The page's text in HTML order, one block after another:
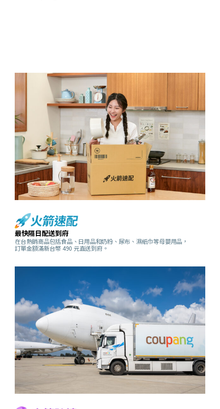
最快隔日配送到府
在台熱銷商品包括食品、日用品和奶粉、尿布、濕紙巾等母嬰用品，
訂單金額滿新台幣 490 元直送到府。